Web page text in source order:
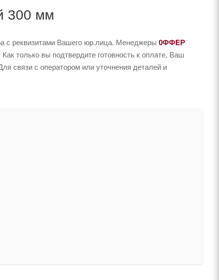
300 мм
с реквизитами Вашего юр.лица. Менеджеры 0ФФЕР
только вы подтвердите готовность к оплате, Ваш
связи с оператором или уточнения деталей и